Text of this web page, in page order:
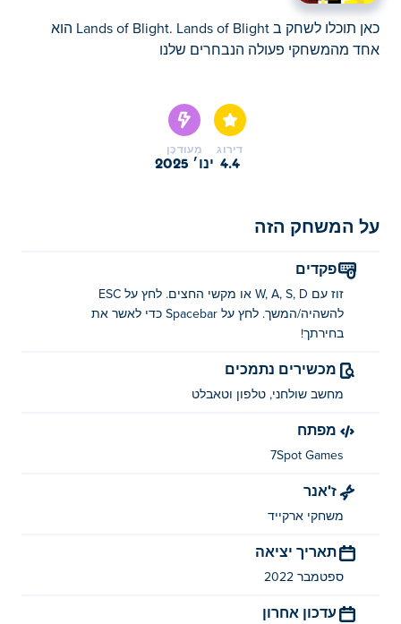
כאן תוכלו לשחק ב Lands of Blight. Lands of Blight הוא
אחד מהמשחקי פעולה הנבחרים שלנו
דירוג
4.4
מְעוּדכָּן
ינו׳ 2025
על המשחק הזה
פקדים
זוז עם W, A, S, D או מקשי החצים. לחץ על ESC
להשהיה/המשך. לחץ על Spacebar כדי לאשר את
בחירתך!
מכשירים נתמכים
מחשב שולחני, טלפון וטאבלט
מפתח
7Spot Games
ז'אנר
משחקי ארקייד
תאריך יציאה
ספטמבר 2022
עדכון אחרון